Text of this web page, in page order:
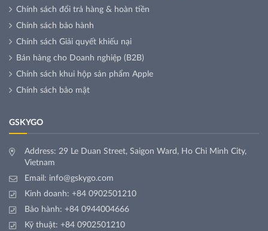
Chính sách đổi trả hàng & hoàn tiền
Chính sách bảo hành
Chính sách Giải quyết khiếu nại
Bán hàng cho Doanh nghiệp (B2B)
Chính sách khui hộp sản phẩm Apple
Chính sách bảo mật
GSKYGO
Address: 29 Le Duan Street, Saigon Ward, Ho Chi Minh City,
Vietnam
Email: info@gskygo.com
Kinh doanh: +84 0902501210
Bảo hành: +84 0944004666
Kỹ thuật: +84 0902501210